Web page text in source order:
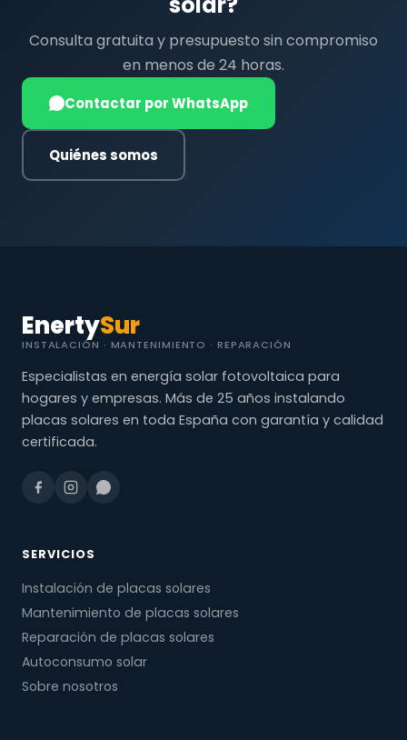
Consulta gratuita y presupuesto sin compromiso
en menos de 24 horas.
Contactar por WhatsApp
Quiénes somos
EnertySur
INSTALACIÓN · MANTENIMIENTO · REPARACIÓN
Especialistas en energía solar fotovoltaica para
hogares y empresas. Más de 25 años instalando
placas solares en toda España con garantía y calidad
certificada.
SERVICIOS
Instalación de placas solares
Mantenimiento de placas solares
Reparación de placas solares
Autoconsumo solar
Sobre nosotros